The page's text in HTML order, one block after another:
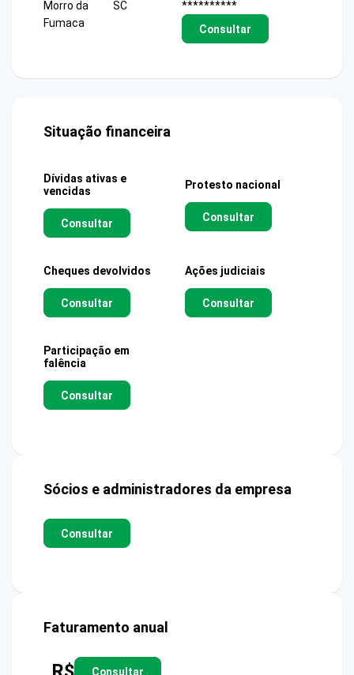
Morro da
Fumaca
SC
**********
Consultar
Situação financeira
Dívidas ativas e
vencidas
Consultar
Protesto nacional
Consultar
Cheques devolvidos
Consultar
Ações judiciais
Consultar
Participação em
falência
Consultar
Sócios e administradores da empresa
Consultar
Faturamento anual
Consultar